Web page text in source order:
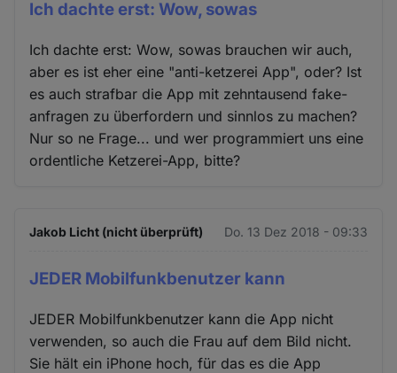
Ich dachte erst: Wow, sowas
Ich dachte erst: Wow, sowas brauchen wir auch,
aber es ist eher eine "anti-ketzerei App", oder? Ist
es auch strafbar die App mit zehntausend fake-
anfragen zu überfordern und sinnlos zu machen?
Nur so ne Frage... und wer programmiert uns eine
ordentliche Ketzerei-App, bitte?
Jakob Licht (nicht überprüft) Do. 13 Dez 2018 - 09:33
JEDER Mobilfunkbenutzer kann
JEDER Mobilfunkbenutzer kann die App nicht
verwenden, so auch die Frau auf dem Bild nicht.
Sie hält ein iPhone hoch, für das es die App